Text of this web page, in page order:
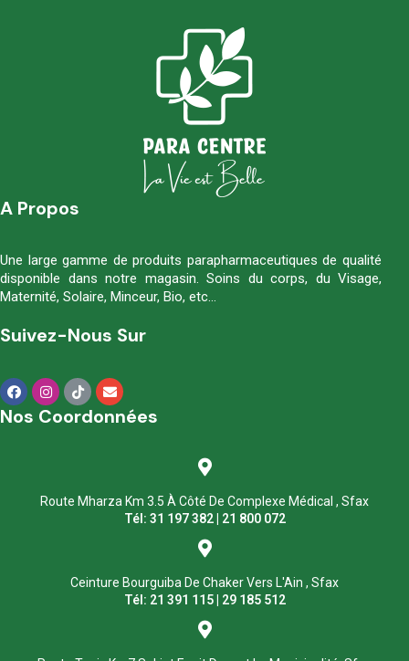
A Propos
Une large gamme de produits parapharmaceutiques de qualité
disponible dans notre magasin. Soins du corps, du Visage,
Maternité, Solaire, Minceur, Bio, etc…
Suivez-Nous Sur
Nos Coordonnées
Route Mharza Km 3.5 À Côté De Complexe Médical , Sfax
Tél: 31 197 382 | 21 800 072
Ceinture Bourguiba De Chaker Vers L'Ain , Sfax
Tél: 21 391 115 | 29 185 512